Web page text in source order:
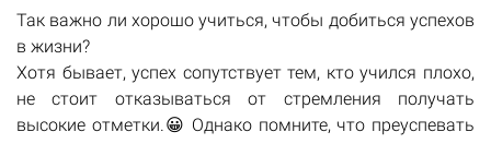
Так важно ли хорошо учиться, чтобы добиться успехов
в жизни?
Хотя бывает, успех сопутствует тем, кто учился плохо,
не стоит отказываться от стремления получать
высокие отметки.😀 Однако помните, что преуспевать